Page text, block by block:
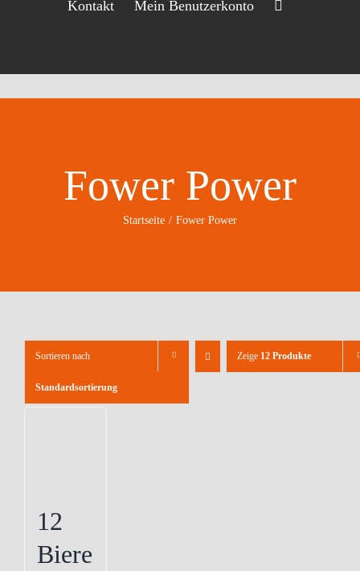
Kontakt Mein Benutzerkonto
Fower Power
Startseite Fower Power
Sortieren nach
Standardsortierung
Zeige 12 Produkte
12
Biere